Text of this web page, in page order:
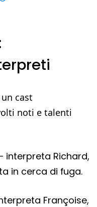
cast
noti e talenti
interpreta Richard,
in cerca di fuga.
Françoise,